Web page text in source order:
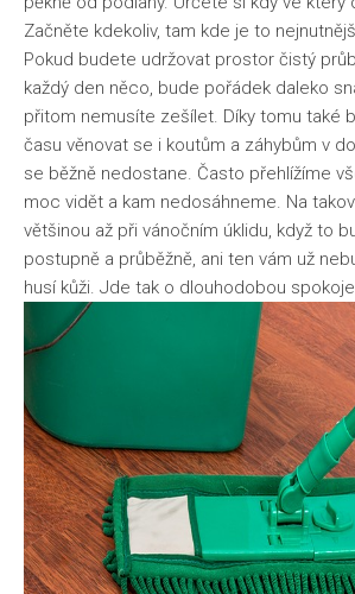
Začněte kdekoliv, tam kde je to
Pokud budete udržovat prostor čistý
každý den něco, bude pořádek daleko
přitom nemusíte zešílet. Díky tomu také
času věnovat se i koutům a záhybům v
se běžně nedostane. Často přehlížíme
moc vidět a kam nedosáhneme. Na
většinou až při vánočním úklidu, když to
postupně a průběžně, ani ten vám už
husí kůži. Jde tak o dlouhodobou